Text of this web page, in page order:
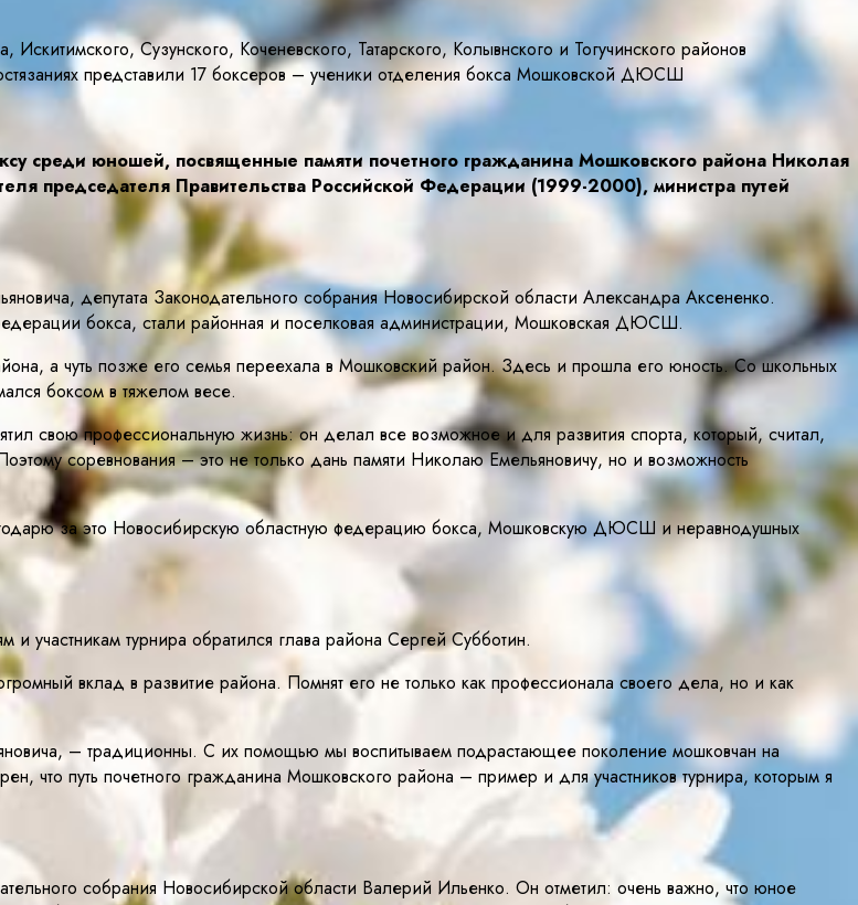
Сузунского, Коченевского, Татарского, Колывнского и Тогучинского районов
представили 17 боксеров – ученики отделения бокса Мошковской ДЮСШ
среди юношей, посвященные памяти почетного гражданина Мошковского района Николая
председателя Правительства Российской Федерации (1999-2000), министра путей
депутата Законодательного собрания Новосибирской области Александра Аксененко.
бокса, стали районная и поселковая администрации, Мошковская ДЮСШ.
а чуть позже его семья переехала в Мошковский район. Здесь и прошла его юность. Со школьных
боксом в тяжелом весе.
свою профессиональную жизнь: он делал все возможное и для развития спорта, который, считал,
соревнования – это не только дань памяти Николаю Емельяновичу, но и возможность
за это Новосибирскую областную федерацию бокса, Мошковскую ДЮСШ и неравнодушных
участникам турнира обратился глава района Сергей Субботин.
вклад в развитие района. Помнят его не только как профессионала своего дела, но и как
– традиционны. С их помощью мы воспитываем подрастающее поколение мошковчан на
что путь почетного гражданина Мошковского района – пример и для участников турнира, которым я
собрания Новосибирской области Валерий Ильенко. Он отметил: очень важно, что юное